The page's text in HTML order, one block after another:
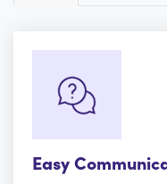
Easy